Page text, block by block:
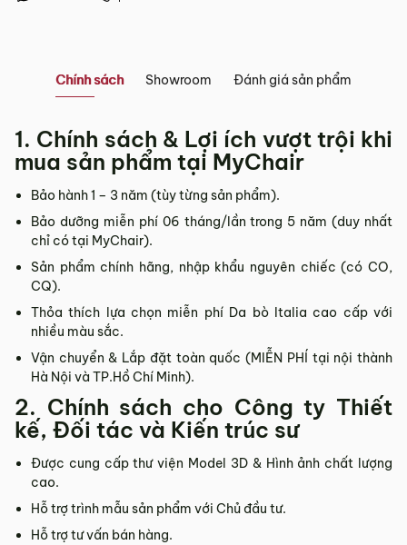
Chính sách Showroom Đánh giá sản phẩm
1. Chính sách & Lợi ích vượt trội khi
mua sản phẩm tại MyChair
Bảo hành 1 – 3 năm (tùy từng sản phẩm).
Bảo dưỡng miễn phí 06 tháng/lần trong 5 năm (duy nhất
chỉ có tại MyChair).
Sản phẩm chính hãng, nhập khẩu nguyên chiếc (có CO,
CQ).
Thỏa thích lựa chọn miễn phí Da bò Italia cao cấp với
nhiều màu sắc.
Vận chuyển & Lắp đặt toàn quốc (MIỄN PHÍ tại nội thành
Hà Nội và TP.Hồ Chí Minh).
2. Chính sách cho Công ty Thiết
kế, Đối tác và Kiến trúc sư
Được cung cấp thư viện Model 3D & Hình ảnh chất lượng
cao.
Hỗ trợ trình mẫu sản phẩm với Chủ đầu tư.
Hỗ trợ tư vấn bán hàng.
– Địa chỉ:Số 223 Lê Đình Lý, Phường Hòa Cường, Thành phố
Đà Nẵng
– Email:info@mychair.vn
Showroom mở cửa từ 8h00 – 18h30 (các ngày từ Thứ 2 đến
Chủ Nhật)
Xem bản đồ